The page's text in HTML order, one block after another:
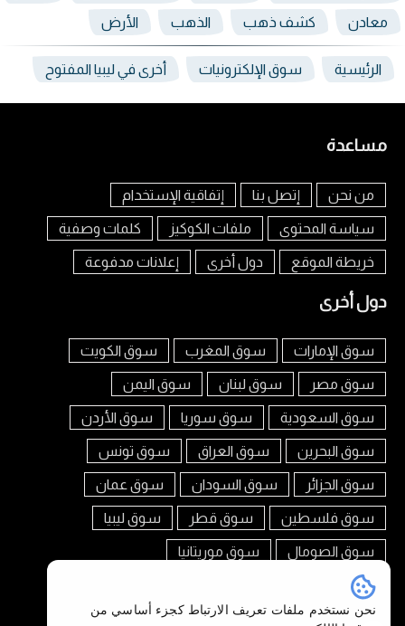
معادن كشف ذهب الذهب الأرض
الرئيسية سوق الإلكترونيات أخرى في ليبيا المفتوح
مساعدة
من نحن إتصل بنا إتفاقية الإستخدام
سياسة المحتوى ملفات الكوكيز كلمات وصفية
خريطة الموقع دول أخرى إعلانات مدفوعة
دول أخرى
سوق الإمارات سوق المغرب سوق الكويت
سوق مصر سوق لبنان سوق اليمن
سوق السعودية سوق سوريا سوق الأردن
سوق البحرين سوق العراق سوق تونس
سوق الجزائر سوق السودان سوق عمان
سوق فلسطين سوق قطر سوق ليبيا
سوق الصومال سوق موريتانيا
تابعنا على
نحن نستخدم ملفات تعريف الارتباط كجزء أساسي من